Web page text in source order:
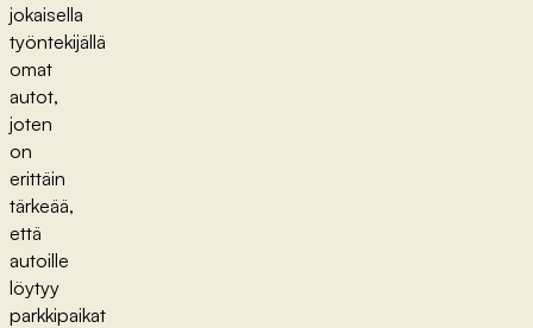
jokaisella
työntekijällä
omat
autot,
joten
on
erittäin
tärkeää,
että
autoille
löytyy
parkkipaikat